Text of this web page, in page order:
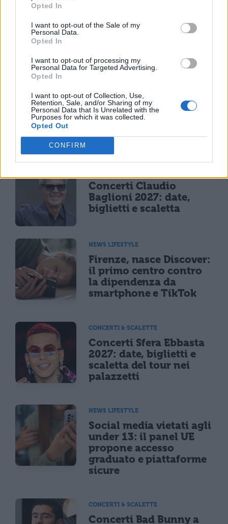
Opted In
I want to opt-out of the Sale of my
Personal Data.
Opted In
I want to opt-out of processing my
Personal Data for Targeted Advertising.
Opted In
I want to opt-out of Collection, Use,
Retention, Sale, and/or Sharing of my
Personal Data that Is Unrelated with the
Purposes for which it was collected.
Opted Out
CONFIRM
Iss su gaming, azzardo
e social nella
Bad Bunny, concerto
annullato per maltempo
il 18 luglio: rimborso
operative
Concerti Claudio
Baglioni 2027: date,
biglietti e scaletta
NEWS LIFESTYLE
Firenze, nasce Discover:
il primo centro contro
la dipendenza da
smartphone e TikTok
CONCERTI & SCALETTE
Concerti Sfera Ebbasta
2027: date, biglietti e
scaletta del tour nei
palazzetti
NEWS LIFESTYLE
Social media vietati agli
under 13: il panel UE
propone accesso
graduato e piattaforme
sicure
CONCERTI & SCALETTE
Concerti Bad Bunny a